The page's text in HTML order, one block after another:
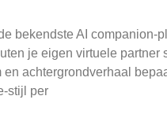
bekendste AI companion-
je eigen virtuele partner
achtergrondverhaal
stijl per